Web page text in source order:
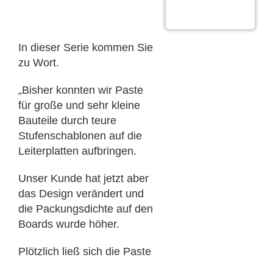
In dieser Serie kommen Sie
zu Wort.
„Bisher konnten wir Paste
für große und sehr kleine
Bauteile durch teure
Stufenschablonen auf die
Leiterplatten aufbringen.
Unser Kunde hat jetzt aber
das Design verändert und
die Packungsdichte auf den
Boards wurde höher.
Plötzlich ließ sich die Paste